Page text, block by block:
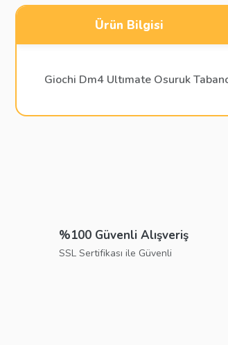
Ürün Bilgisi
Giochi Dm4 Ultımate Osuruk
Ürün bilgilerinde hatalar bulunuyor.
%100 Güvenli Alışveriş
SSL Sertifikası ile Güvenli